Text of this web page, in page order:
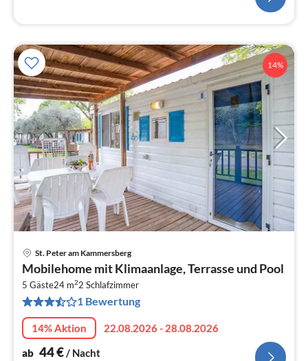
14%
St. Peter am Kammersberg
Mobilehome mit Klimaanlage, Terrasse und Pool
5 Gäste24 m22 Schlafzimmer
1 Bewertung
14% Aktion
22.08.2026 - 28.08.2026
ab 44€/ Nacht